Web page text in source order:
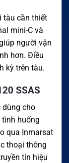
tàu cần thiết
mini-C và
người vận
hơn. Điều
kỳ trên tàu.
SSAS
dùng cho
huống
qua Inmarsat
thoại thông
tín hiệu